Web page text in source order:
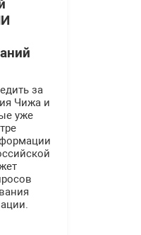
за
Чижа и
уже